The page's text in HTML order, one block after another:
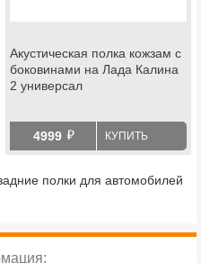
Акустическая полка кожзам с
боковинами на Лада Калина
2 универсал
4999 й КУПИТЬ
полки для автомобилей